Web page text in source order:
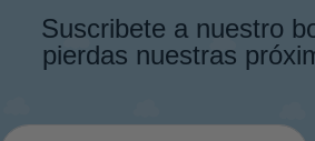
Suscribete a nuestro
pierdas nuestras